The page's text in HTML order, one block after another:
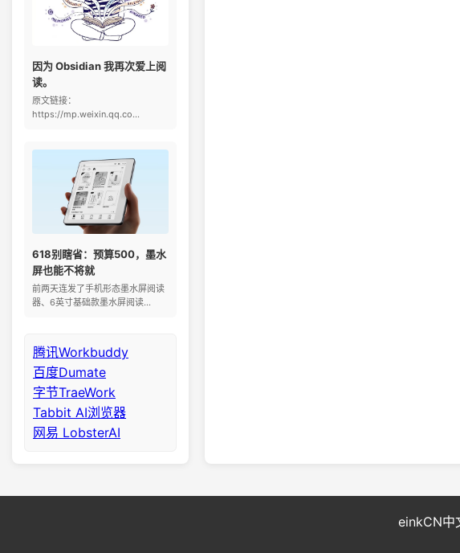
因为 Obsidian 我再次爱上阅
读。
原文链接：
https://mp.weixin.qq.co...
618别瞎省：预算500，墨水
屏也能不将就
前两天连发了手机形态墨水屏阅读
器、6英寸基础款墨水屏阅读...
腾讯Workbuddy
百度Dumate
字节TraeWork
Tabbit AI浏览器
网易 LobsterAI
einkCN中